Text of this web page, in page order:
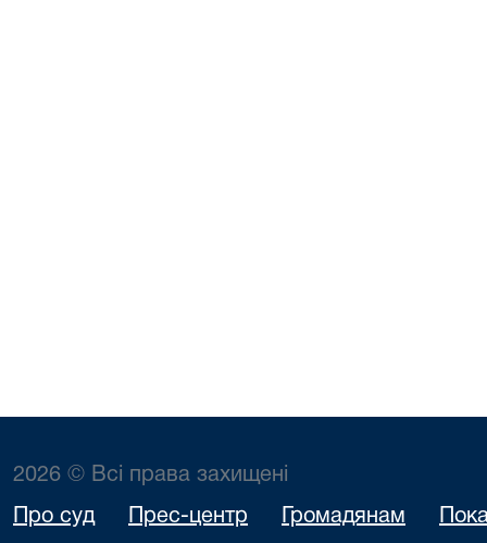
2026 © Всі права захищені
Про суд Прес-центр Громадянам